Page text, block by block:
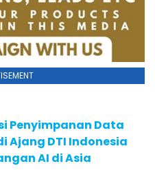
Penyimpanan Data
Ajang DTI Indonesia
AI di Asia